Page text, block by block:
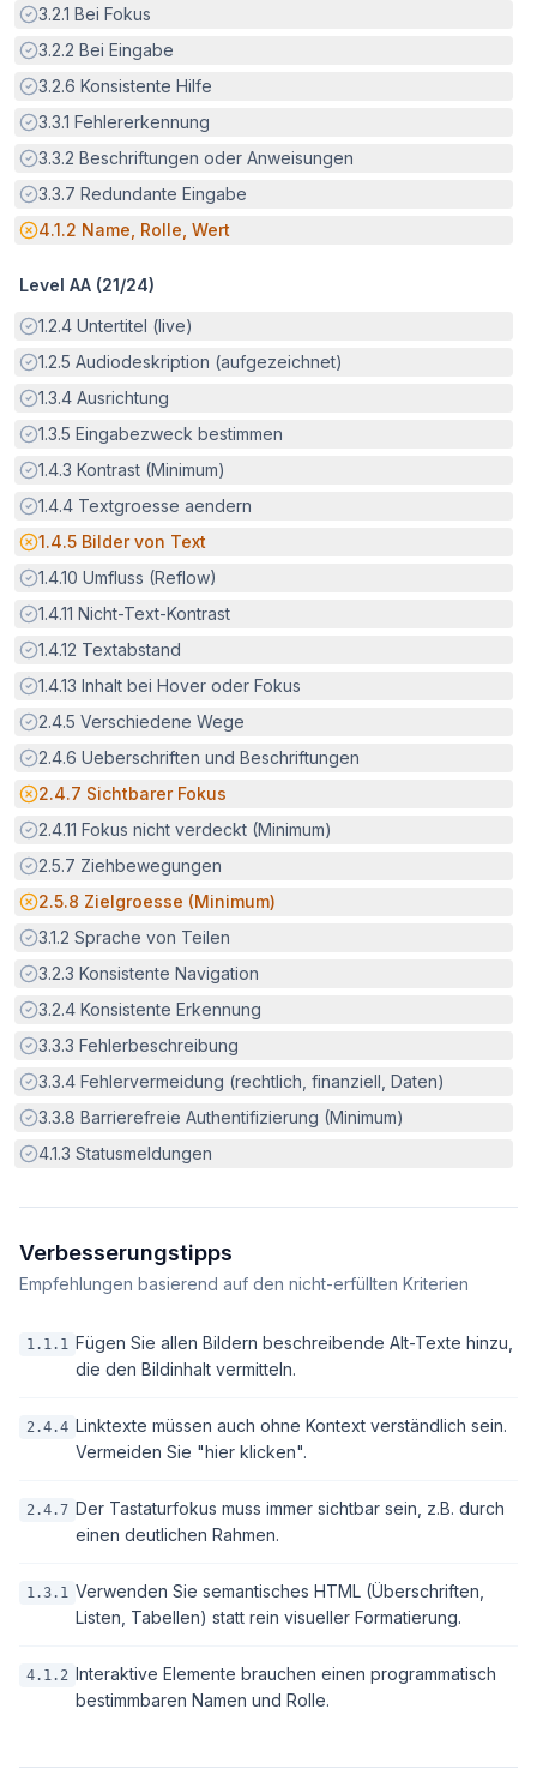
Erfüllt:
3.2.1 Bei Fokus
Erfüllt:
3.2.2 Bei Eingabe
Erfüllt:
3.2.6 Konsistente Hilfe
Erfüllt:
3.3.1 Fehlererkennung
Erfüllt:
3.3.2 Beschriftungen oder Anweisungen
Erfüllt:
3.3.7 Redundante Eingabe
Potenzielle Barriere:
4.1.2 Name, Rolle, Wert
Level AA (21/24)
Erfüllt:
1.2.4 Untertitel (live)
Erfüllt:
1.2.5 Audiodeskription (aufgezeichnet)
Erfüllt:
1.3.4 Ausrichtung
Erfüllt:
1.3.5 Eingabezweck bestimmen
Erfüllt:
1.4.3 Kontrast (Minimum)
Erfüllt:
1.4.4 Textgroesse aendern
Potenzielle Barriere:
1.4.5 Bilder von Text
Erfüllt:
1.4.10 Umfluss (Reflow)
Erfüllt:
1.4.11 Nicht-Text-Kontrast
Erfüllt:
1.4.12 Textabstand
Erfüllt:
1.4.13 Inhalt bei Hover oder Fokus
Erfüllt:
2.4.5 Verschiedene Wege
Erfüllt:
2.4.6 Ueberschriften und Beschriftungen
Potenzielle Barriere:
2.4.7 Sichtbarer Fokus
Erfüllt:
2.4.11 Fokus nicht verdeckt (Minimum)
Erfüllt:
2.5.7 Ziehbewegungen
Potenzielle Barriere:
2.5.8 Zielgroesse (Minimum)
Erfüllt:
3.1.2 Sprache von Teilen
Erfüllt:
3.2.3 Konsistente Navigation
Erfüllt:
3.2.4 Konsistente Erkennung
Erfüllt:
3.3.3 Fehlerbeschreibung
Erfüllt:
3.3.4 Fehlervermeidung (rechtlich, finanziell, Daten)
Erfüllt:
3.3.8 Barrierefreie Authentifizierung (Minimum)
Erfüllt:
4.1.3 Statusmeldungen
Verbesserungstipps
Empfehlungen basierend auf den nicht-erfüllten Kriterien
1.1.1 Fügen Sie allen Bildern beschreibende Alt-Texte hinzu,
die den Bildinhalt vermitteln.
2.4.4 Linktexte müssen auch ohne Kontext verständlich sein.
Vermeiden Sie "hier klicken".
2.4.7 Der Tastaturfokus muss immer sichtbar sein, z.B. durch
einen deutlichen Rahmen.
1.3.1 Verwenden Sie semantisches HTML (Überschriften,
Listen, Tabellen) statt rein visueller Formatierung.
4.1.2 Interaktive Elemente brauchen einen programmatisch
bestimmbaren Namen und Rolle.